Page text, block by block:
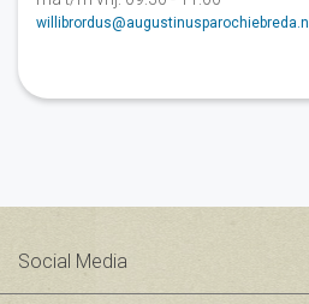
willibrordus@augustinusparochiebreda.nl
Social Media